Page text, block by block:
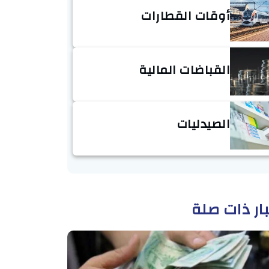
أوقات القطارات
القباضات المالية
الصيدليات
ذات صلة